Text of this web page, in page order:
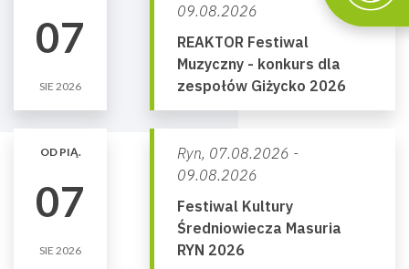
07
SIE 2026
09.08.2026
REAKTOR Festiwal
Muzyczny - konkurs dla
zespołów Giżycko 2026
OD PIĄ.
07
SIE 2026
Ryn, 07.08.2026 -
09.08.2026
Festiwal Kultury
Średniowiecza Masuria
RYN 2026